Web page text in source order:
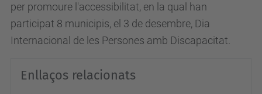
per promoure l'accessibilitat, en la qual han
participat 8 municipis, el 3 de desembre, Dia
Internacional de les Persones amb Discapacitat.
Enllaços relacionats